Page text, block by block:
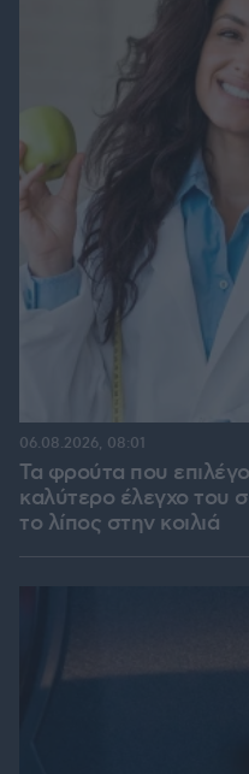
Τα φρούτα που
καλύτερο έλεγχο του
το λίπος στην κοιλιά
06.08.2026, 08:01